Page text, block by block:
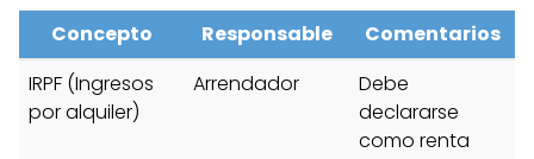
Concepto Responsable
Comentarios
IRPF (Ingresos
por alquiler)
Arrendador
Debe
declararse
como renta